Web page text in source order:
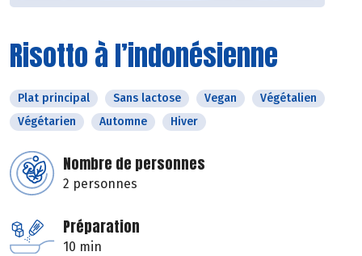
Risotto à l’indonésienne
Plat principal Sans lactose Vegan
Végétalien
Végétarien
Automne Hiver
Nombre de personnes
2 personnes
Préparation
10 min